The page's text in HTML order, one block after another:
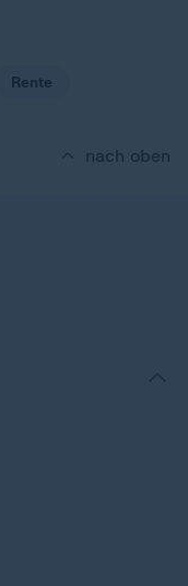
Rente
nach oben